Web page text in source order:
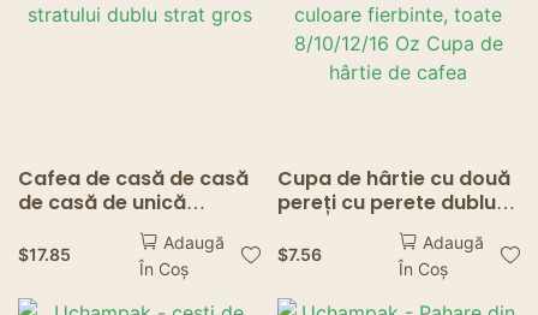
Cafea de casă de casă
de casă de unică
folosință de hârtie de
ștampilare a stratului
dublu strat gros
$17.85
Adaugă
În Coș
Cupa de hârtie cu două
pereți cu perete dublu
bambus de pacoană de
culoare fierbinte, toate
8/10/12/16 Oz Cupa de
hârtie de cafea
$7.56
Adaugă
În Coș